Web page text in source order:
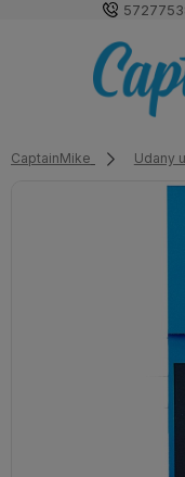
CaptainMike Udany